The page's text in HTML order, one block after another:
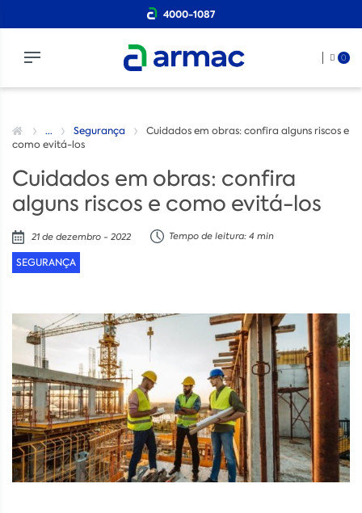
4000-1087
0
... Segurança
Cuidados em obras: confira alguns riscos e
como evitá-los
Cuidados em obras: confira
alguns riscos e como evitá-los
21 de dezembro - 2022 Tempo de leitura: 4 min
SEGURANÇA